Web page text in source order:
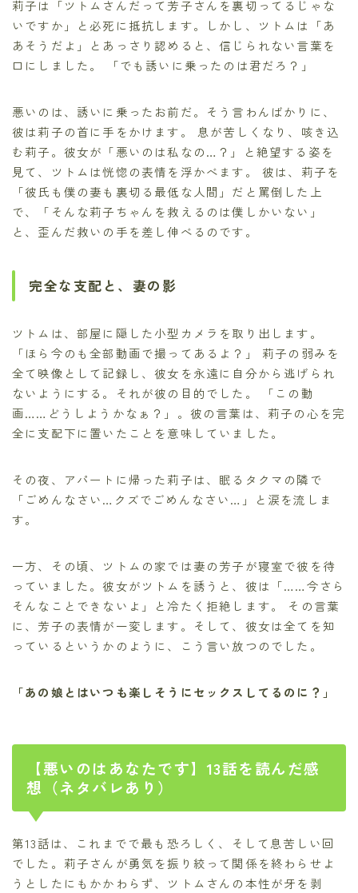
莉子は「ツトムさんだって芳子さんを裏切ってるじゃな
いですか」と必死に抵抗します。しかし、ツトムは「あ
あそうだよ」とあっさり認めると、信じられない言葉を
口にしました。 「でも誘いに乗ったのは君だろ？」
悪いのは、誘いに乗ったお前だ。そう言わんばかりに、
彼は莉子の首に手をかけます。 息が苦しくなり、咳き込
む莉子。彼女が「悪いのは私なの…？」と絶望する姿を
見て、ツトムは恍惚の表情を浮かべます。 彼は、莉子を
「彼氏も僕の妻も裏切る最低な人間」だと罵倒した上
で、「そんな莉子ちゃんを救えるのは僕しかいない」
と、歪んだ救いの手を差し伸べるのです。
完全な支配と、妻の影
ツトムは、部屋に隠した小型カメラを取り出します。
「ほら今のも全部動画で撮ってあるよ？」 莉子の弱みを
全て映像として記録し、彼女を永遠に自分から逃げられ
ないようにする。それが彼の目的でした。 「この動
画……どうしようかなぁ？」。彼の言葉は、莉子の心を完
全に支配下に置いたことを意味していました。
その夜、アパートに帰った莉子は、眠るタクマの隣で
「ごめんなさい…クズでごめんなさい…」と涙を流しま
す。
一方、その頃、ツトムの家では妻の芳子が寝室で彼を待
っていました。彼女がツトムを誘うと、彼は「……今さら
そんなことできないよ」と冷たく拒絶します。 その言葉
に、芳子の表情が一変します。そして、彼女は全てを知
っているというかのように、こう言い放つのでした。
「あの娘とはいつも楽しそうにセックスしてるのに？」
【悪いのはあなたです】13話を読んだ感
想（ネタバレあり）
第13話は、これまでで最も恐ろしく、そして息苦しい回
でした。莉子さんが勇気を振り絞って関係を終わらせよ
うとしたにもかかわらず、ツトムさんの本性が牙を剥